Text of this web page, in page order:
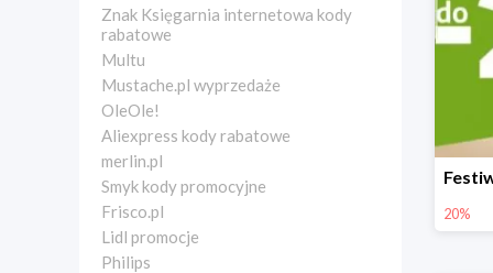
Znak Księgarnia internetowa kody
rabatowe
Multu
Mustache.pl wyprzedaże
OleOle!
Aliexpress kody rabatowe
merlin.pl
Smyk kody promocyjne
Frisco.pl
Lidl promocje
Philips
20%